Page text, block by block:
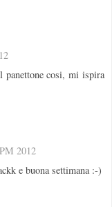
panettone cosi, mi ispira
2012
e buona settimana :-)